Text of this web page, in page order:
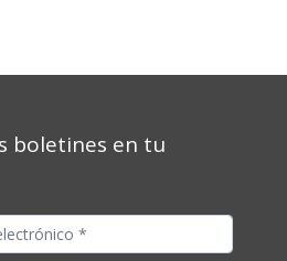
boletines en tu